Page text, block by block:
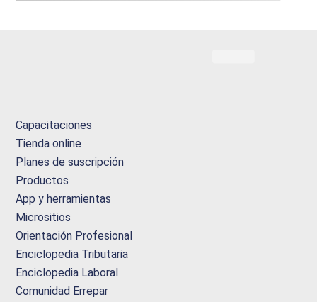
Capacitaciones
Tienda online
Planes de suscripción
Productos
App y herramientas
Micrositios
Orientación Profesional
Enciclopedia Tributaria
Enciclopedia Laboral
Comunidad Errepar